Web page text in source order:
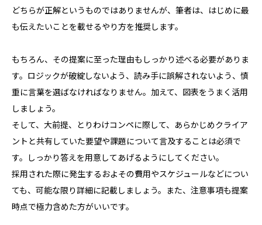
どちらが正解というものではありませんが、筆者は、はじめに最
も伝えたいことを載せるやり方を推奨します。
もちろん、その提案に至った理由もしっかり述べる必要がありま
す。ロジックが破綻しないよう、読み手に誤解されないよう、慎
重に言葉を選ばなければなりません。加えて、図表をうまく活用
しましょう。
そして、大前提、とりわけコンペに際して、あらかじめクライア
ントと共有していた要望や課題について言及することは必須で
す。しっかり答えを用意してあげるようにしてください。
採用された際に発生するおよその費用やスケジュールなどについ
ても、可能な限り詳細に記載しましょう。また、注意事項も提案
時点で極力含めた方がいいです。